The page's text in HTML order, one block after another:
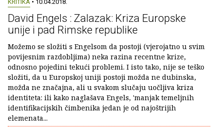
KRITIKA • 10.04.2018.
David Engels : Zalazak: Kriza Europske
unije i pad Rimske republike
Možemo se složiti s Engelsom da postoji (vjerojatno u svim
povijesnim razdobljima) neka razina recentne krize,
odnosno pojedini tekući problemi. I isto tako, nije se teško
složiti, da u Europskoj uniji postoji možda ne dubinska,
možda ne značajna, ali u svakom slučaju uočljiva kriza
identiteta: ili kako naglašava Engels, 'manjak temeljnih
identifikacijskih čimbenika jedan je od najoštrijih
elemenata...